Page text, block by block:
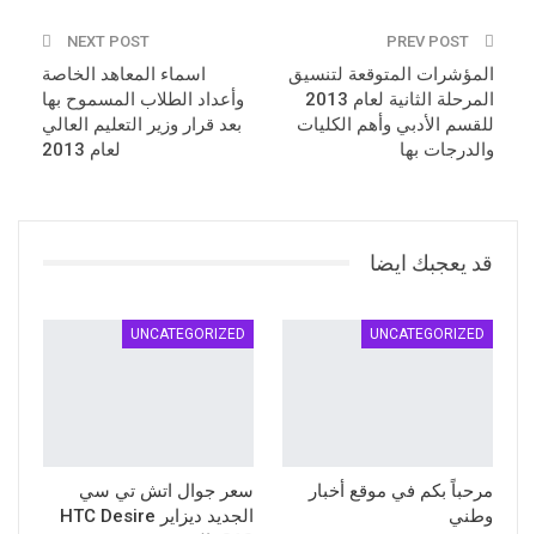
المؤشرات المتوقعة لتنسيق
المرحلة الثانية لعام 2013
للقسم الأدبي وأهم الكليات
والدرجات بها
NEXT POST
اسماء المعاهد الخاصة
وأعداد الطلاب المسموح بها
بعد قرار وزير التعليم العالي
لعام 2013
قد يعجبك ايضا
UNCATEGORIZED
مرحباً بكم في موقع أخبار
وطني
UNCATEGORIZED
سعر جوال اتش تي سي
الجديد ديزاير HTC Desire